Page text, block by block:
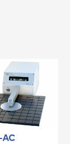
AC